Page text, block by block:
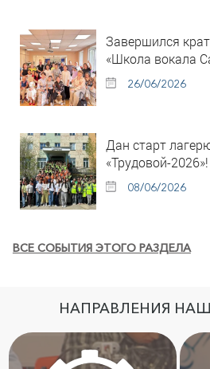
Завершился
«Школа вокала
26/06/2026
Дан старт
«Трудовой-2026»!
08/06/2026
ВСЕ СОБЫТИЯ ЭТОГО РАЗДЕЛА
НАПРАВЛЕНИЯ